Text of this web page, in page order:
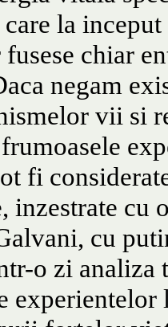
la
chiar
negam
vii si
fi
inzestrate cu
cu
o zi analiza
experientelor